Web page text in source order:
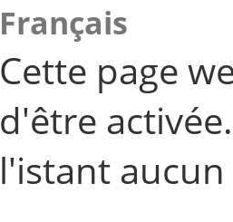
Français
Cette page
d'être
l'istant